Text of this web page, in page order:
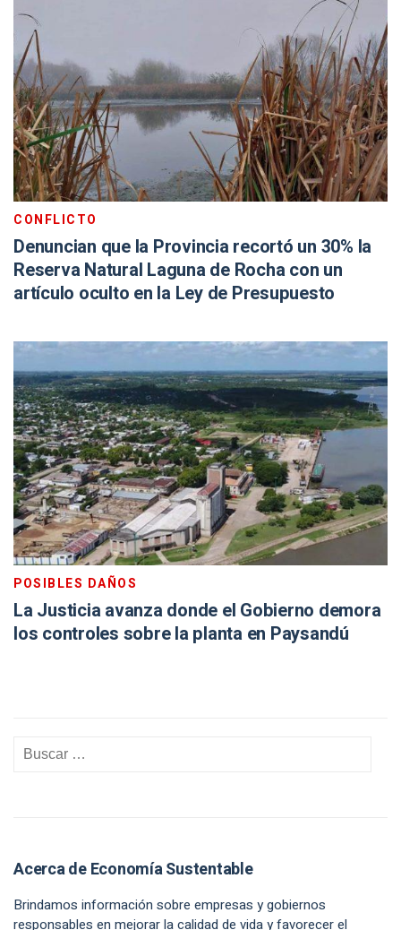
CONFLICTO
Denuncian que la Provincia recortó un 30% la
Reserva Natural Laguna de Rocha con un
artículo oculto en la Ley de Presupuesto
POSIBLES DAÑOS
La Justicia avanza donde el Gobierno demora
los controles sobre la planta en Paysandú
Acerca de Economía Sustentable
Brindamos información sobre empresas y gobiernos
responsables en mejorar la calidad de vida y favorecer el